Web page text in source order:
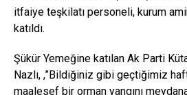
itfaiye teşkilatı personeli, kurum
katıldı.
Şükür Yemeğine katılan Ak Parti
Nazlı, ,”Bildiğiniz gibi geçtiğimiz
maalesef bir orman yangını